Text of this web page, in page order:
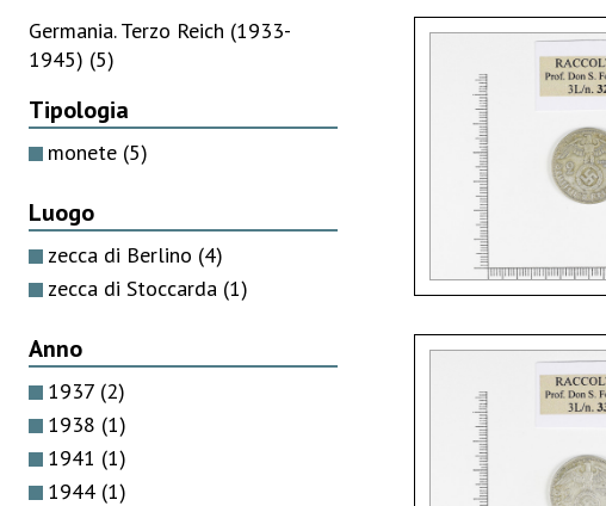
Germania. Terzo Reich (1933-
1945) (5)
Tipologia
monete (5)
Luogo
zecca di Berlino (4)
zecca di Stoccarda (1)
Anno
1937 (2)
1938 (1)
1941 (1)
1944 (1)